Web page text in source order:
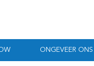
ONGEVEER ONS